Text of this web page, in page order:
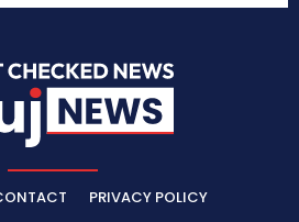
PRIVACY POLICY